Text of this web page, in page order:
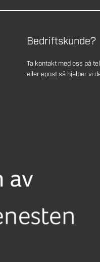
Bedriftskunde?
Ta kontakt med oss på
ellerepostså hjelper vi